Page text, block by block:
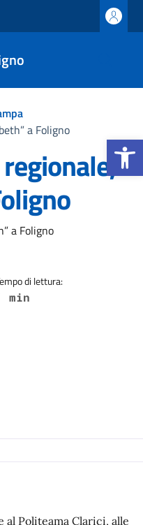
Apri la
a Foligno
a Foligno
di lettura:
min
Politeama Clarici, alle